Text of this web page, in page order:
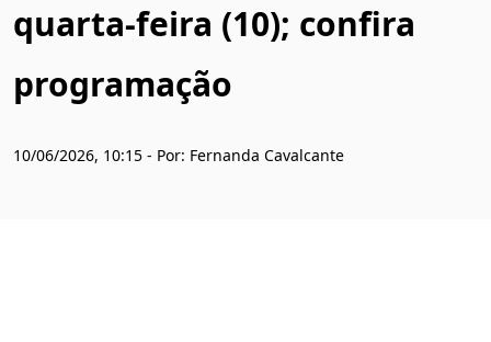
quarta-feira (10); confira
programação
10/06/2026, 10:15 - Por: Fernanda Cavalcante